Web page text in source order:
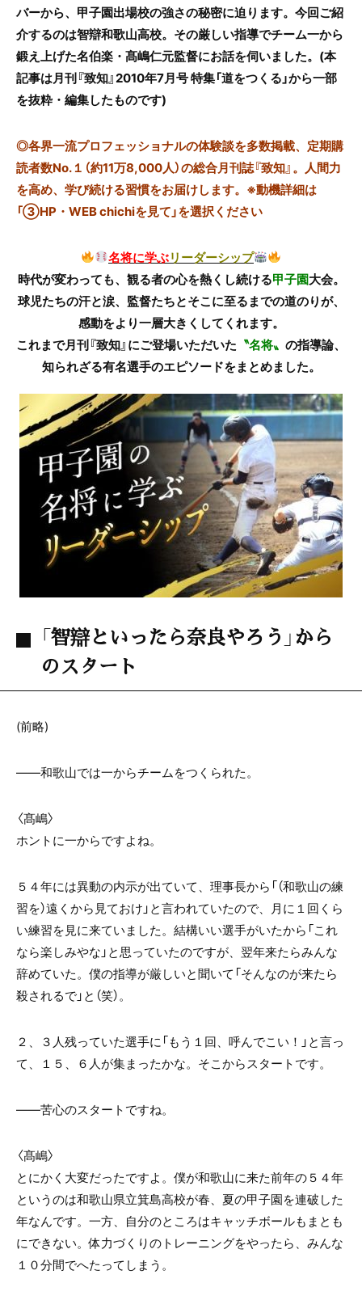
バーから、甲子園出場校の強さの秘密に迫ります。今回ご紹
介するのは智辯和歌山高校。その厳しい指導でチーム一から
鍛え上げた名伯楽・髙嶋仁元監督にお話を伺いました。(本
記事は月刊『致知』2010年7月号 特集「道をつくる」から一部
を抜粋・編集したものです)
◎各界一流プロフェッショナルの体験談を多数掲載、定期購
読者数No.１（約11万8,000人）の総合月刊誌『致知』。人間力
を高め、学び続ける習慣をお届けします。※動機詳細は
「③HP・WEB chichiを見て」を選択ください
名将に学ぶリーダーシップ
時代が変わっても、観る者の心を熱くし続ける甲子園大会。
球児たちの汗と涙、監督たちとそこに至るまでの道のりが、
感動をより一層大きくしてくれます。
これまで月刊『致知』にご登場いただいた 〝名将〟 の指導論、
知られざる有名選手のエピソードをまとめました。
「智辯といったら奈良やろう」から
のスタート
(前略)
――和歌山では一からチームをつくられた。
〈髙嶋〉
ホントに一からですよね。
５４年には異動の内示が出ていて、理事長から「（和歌山の練
習を）遠くから見ておけ」と言われていたので、月に１回くら
い練習を見に来ていました。結構いい選手がいたから「これ
なら楽しみやな」と思っていたのですが、翌年来たらみんな
辞めていた。僕の指導が厳しいと聞いて「そんなのが来たら
殺されるで」と（笑）。
２、３人残っていた選手に「もう１回、呼んでこい！」と言っ
て、１５、６人が集まったかな。そこからスタートです。
――苦心のスタートですね。
〈髙嶋〉
とにかく大変だったですよ。僕が和歌山に来た前年の５４年
というのは和歌山県立箕島高校が春、夏の甲子園を連破した
年なんです。一方、自分のところはキャッチボールもまとも
にできない。体力づくりのトレーニングをやったら、みんな
１０分間でへたってしまう。